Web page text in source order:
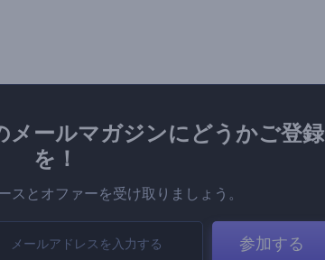
メールマガジンにどうかご登録
を！
スとオファーを受け取りましょう。
参加する